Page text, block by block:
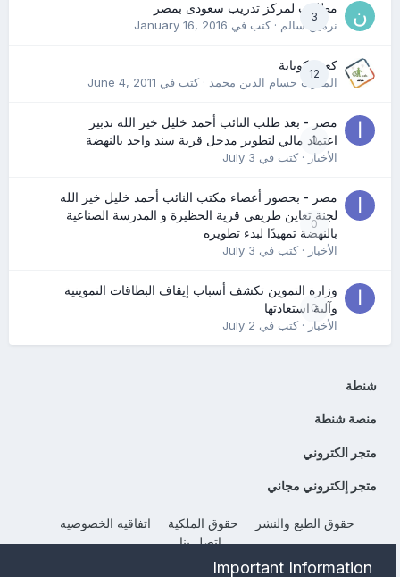
3
مطلوب لمركز تدريب سعودى بمصر
نرمين سالم· كتب في January 16, 2016
12
كعب كوباية
المدرب حسام الدين محمد· كتب في June 4, 2011
0
مصر - بعد طلب النائب أحمد خليل خير الله تدبير
اعتماد مالي لتطوير مدخل قرية سند واحد بالنهضة
الأخبار· كتب في July 3
0
مصر - بحضور أعضاء مكتب النائب أحمد خليل خير الله
لجنة تعاين طريقي قرية الحظيرة و المدرسة الصناعية
بالنهضة تمهيدًا لبدء تطويره
الأخبار· كتب في July 3
0
وزارة التموين تكشف أسباب إيقاف البطاقات التموينية
وآلية استعادتها
الأخبار· كتب في July 2
شنطة
منصة شنطة
متجر الكتروني
متجر إلكتروني مجاني
حقوق الطبع والنشر حقوق الملكية
اتفاقيه الخصوصيه
إتصل بنا
Powered by Invision CommunityImportant Information